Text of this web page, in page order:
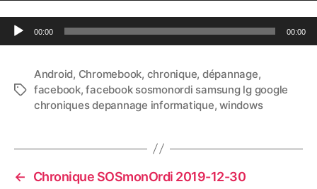
Lecteur audio
00:00 00:00
Étiquettes
Android, Chromebook, chronique, dépannage,
facebook,facebook sosmonordi samsung lg google
chroniques depannage informatique,windows
←
Chronique SOSmonOrdi 2019-12-30